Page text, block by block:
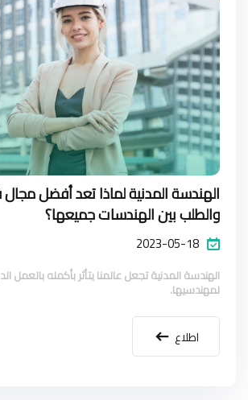
الهندسة المدنية لماذا تعد أفضل
والطلب بين الهندسات جميعها؟
2023-05-18
الهندسة المدنية تجعل عالمنا يتأثر بأكمله بالعمل
لمهندسيها.
اطلاع